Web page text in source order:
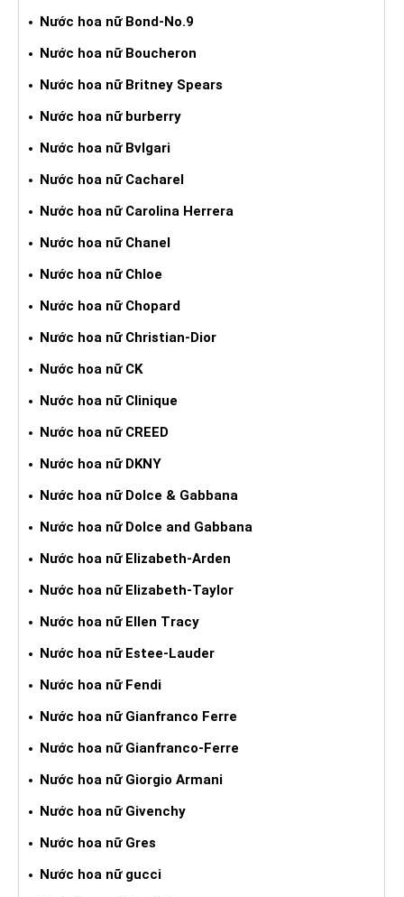
Nước hoa nữ Bond-No.9
Nước hoa nữ Boucheron
Nước hoa nữ Britney Spears
Nước hoa nữ burberry
Nước hoa nữ Bvlgari
Nước hoa nữ Cacharel
Nước hoa nữ Carolina Herrera
Nước hoa nữ Chanel
Nước hoa nữ Chloe
Nước hoa nữ Chopard
Nước hoa nữ Christian-Dior
Nước hoa nữ CK
Nước hoa nữ Clinique
Nước hoa nữ CREED
Nước hoa nữ DKNY
Nước hoa nữ Dolce & Gabbana
Nước hoa nữ Dolce and Gabbana
Nước hoa nữ Elizabeth-Arden
Nước hoa nữ Elizabeth-Taylor
Nước hoa nữ Ellen Tracy
Nước hoa nữ Estee-Lauder
Nước hoa nữ Fendi
Nước hoa nữ Gianfranco Ferre
Nước hoa nữ Gianfranco-Ferre
Nước hoa nữ Giorgio Armani
Nước hoa nữ Givenchy
Nước hoa nữ Gres
Nước hoa nữ gucci